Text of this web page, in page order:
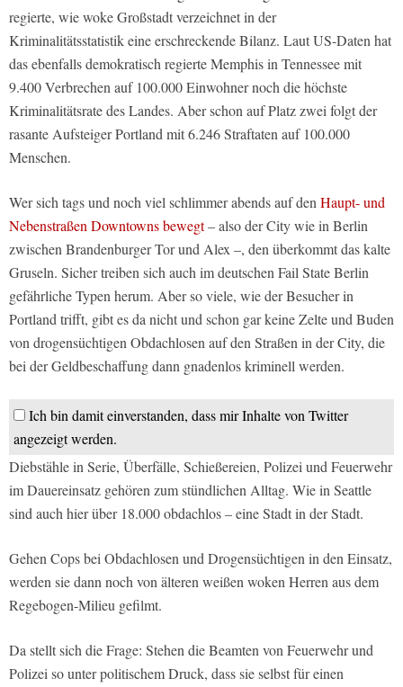
regierte, wie woke Großstadt verzeichnet in der
Kriminalitätsstatistik eine erschreckende Bilanz. Laut US-Daten hat
das ebenfalls demokratisch regierte Memphis in Tennessee mit
9.400 Verbrechen auf 100.000 Einwohner noch die höchste
Kriminalitätsrate des Landes. Aber schon auf Platz zwei folgt der
rasante Aufsteiger Portland mit 6.246 Straftaten auf 100.000
Menschen.
Wer sich tags und noch viel schlimmer abends auf den Haupt- und
Nebenstraßen Downtowns bewegt– also der City wie in Berlin
zwischen Brandenburger Tor und Alex –, den überkommt das kalte
Gruseln. Sicher treiben sich auch im deutschen Fail State Berlin
gefährliche Typen herum. Aber so viele, wie der Besucher in
Portland trifft, gibt es da nicht und schon gar keine Zelte und Buden
von drogensüchtigen Obdachlosen auf den Straßen in der City, die
bei der Geldbeschaffung dann gnadenlos kriminell werden.
Ich bin damit einverstanden, dass mir Inhalte von Twitter
angezeigt werden.
Diebstähle in Serie, Überfälle, Schießereien, Polizei und Feuerwehr
im Dauereinsatz gehören zum stündlichen Alltag. Wie in Seattle
sind auch hier über 18.000 obdachlos – eine Stadt in der Stadt.
Gehen Cops bei Obdachlosen und Drogensüchtigen in den Einsatz,
werden sie dann noch von älteren weißen woken Herren aus dem
Regebogen-Milieu gefilmt.
Da stellt sich die Frage: Stehen die Beamten von Feuerwehr und
Polizei so unter politischem Druck, dass sie selbst für einen